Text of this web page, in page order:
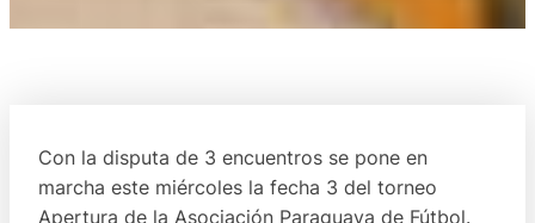
Con la disputa de 3 encuentros se pone en
marcha este miércoles la fecha 3 del torneo
Apertura de la Asociación Paraguaya de Fútbol.